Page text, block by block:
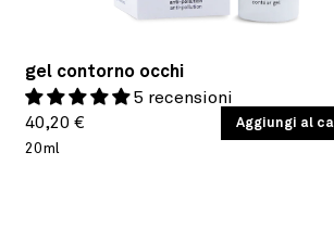
gel contorno occhi
5 recensioni
Prezzo
di
40,20 €
PREZZO
UNITARIO
/
20ml
Aggiungi al